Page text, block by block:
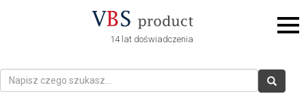
14 lat doświadczenia